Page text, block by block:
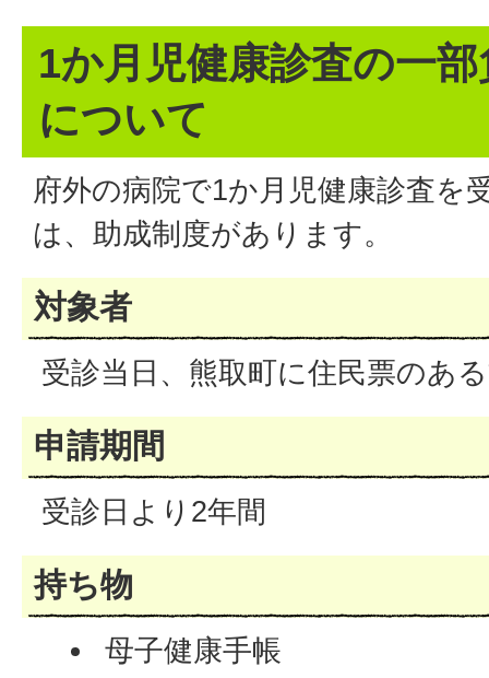
1か月児健康診査の一
について
府外の病院で1か月児健康診査を
は、助成制度があります。
対象者
受診当日、熊取町に住民票のあ
申請期間
受診日より2年間
持ち物
母子健康手帳